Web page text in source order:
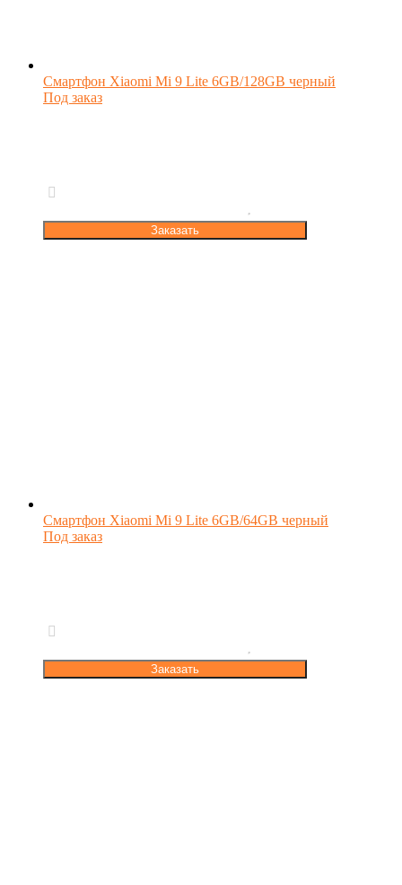
Смартфон Xiaomi Mi 9 Lite 6GB/128GB черный
Под заказ
Заказать
Смартфон Xiaomi Mi 9 Lite 6GB/64GB черный
Под заказ
Заказать